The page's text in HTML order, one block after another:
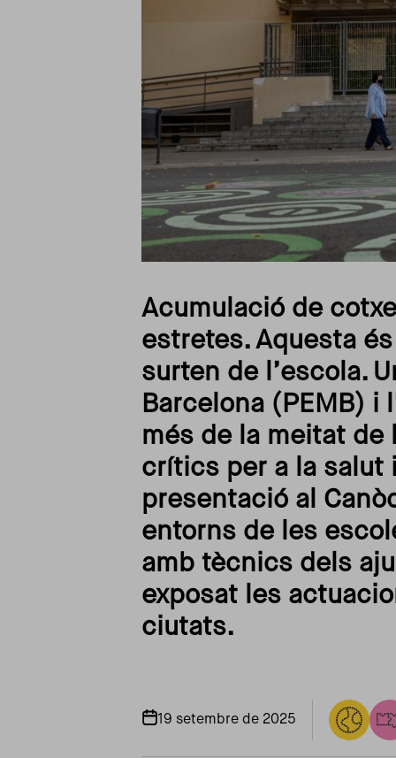
Acumulació de
estretes. Aquesta
surten de l’escola.
Barcelona (PEMB) i
més de la meitat
crítics per a la salut
presentació al
entorns de les
amb tècnics dels
exposat les
ciutats.
19 setembre de 2025